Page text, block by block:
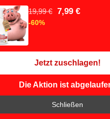
19,99 € 7,99 €
-60%
Jetzt zuschlagen!
Die Aktion ist
Schließen